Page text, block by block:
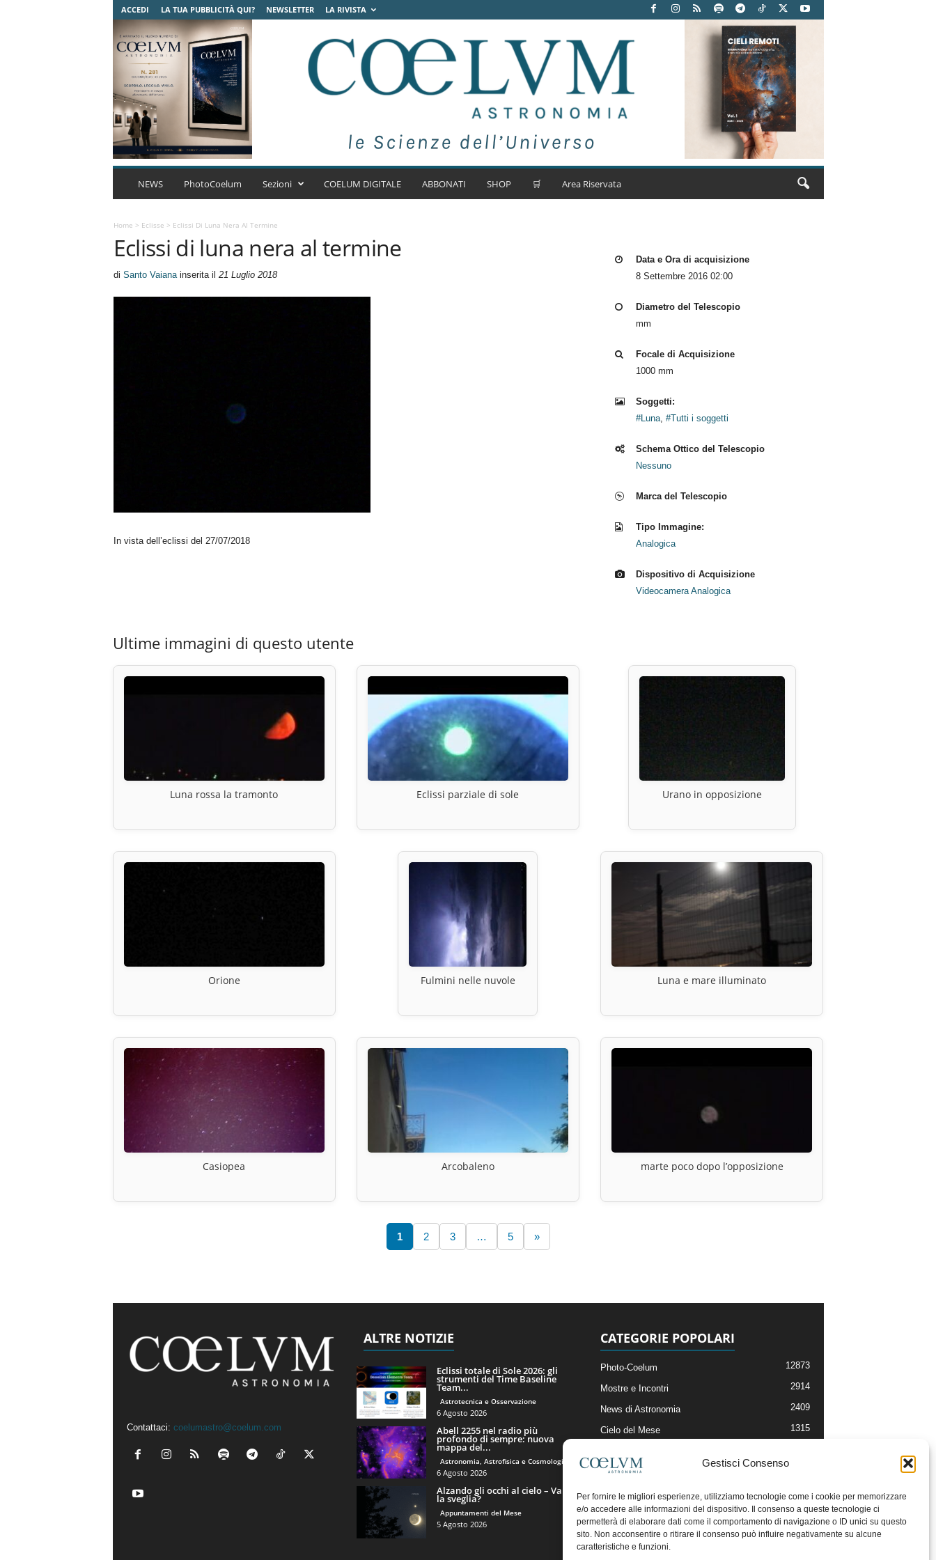
Gestisci Consenso
Per fornire le migliori esperienze, utilizziamo tecnologie come i cookie per memorizzare
e/o accedere alle informazioni del dispositivo. Il consenso a queste tecnologie ci
permetterà di elaborare dati come il comportamento di navigazione o ID unici su questo
sito. Non acconsentire o ritirare il consenso può influire negativamente su alcune
caratteristiche e funzioni.
ACCEDI LA TUA PUBBLICITÀ QUI? NEWSLETTER LA RIVISTA
C
u
r
NEWS PhotoCoelum Sezioni COELUM DIGITALE ABBONATI SHOP 🛒 Area Riservata
Home > Eclisse > Eclissi Di Luna Nera Al Termine
Eclissi di luna nera al termine
di Santo Vaianainserita il 21 Luglio 2018
In vista dell’eclissi del 27/07/2018
Data e Ora di acquisizione
8 Settembre 2016 02:00
Diametro del Telescopio
mm
Focale di Acquisizione
1000 mm
Soggetti:
#Luna, #Tutti i soggetti
Schema Ottico del Telescopio
Nessuno
Marca del Telescopio
Tipo Immagine:
Analogica
Dispositivo di Acquisizione
Videocamera Analogica
Ultime immagini di questo utente
Luna rossa la tramonto Eclissi parziale di sole Urano in opposizione
Orione Fulmini nelle nuvole Luna e mare illuminato
Casiopea Arcobaleno marte poco dopo l’opposizione
1 2 3 … 5 »
Contattaci: coelumastro@coelum.com
ALTRE NOTIZIE
Eclissi totale di Sole 2026: gli
strumenti del Time Baseline
Team...
Astrotecnica e Osservazione
6 Agosto 2026
Abell 2255 nel radio più
profondo di sempre: nuova
mappa del...
Astronomia, Astrofisica e Cosmologia
6 Agosto 2026
Alzando gli occhi al cielo – Vale
la sveglia?
Appuntamenti del Mese
5 Agosto 2026
CATEGORIE POPOLARI
Photo-Coelum 12873
Mostre e Incontri 2914
News di Astronomia 2409
Cielo del Mese 1315
Articoli e Risorse On-Line
Il Blog della Redazione